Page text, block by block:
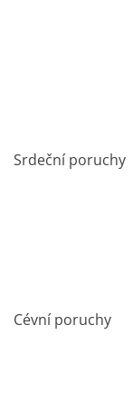
Srdeční poruchy
Cévní poruchy